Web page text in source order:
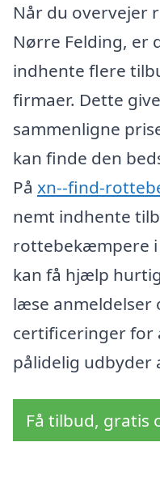
Når du overvejer
Nørre Felding, er
indhente flere
firmaer. Dette
sammenligne
kan finde den
På xn--find-
nemt indhente
rottebekæmpere i
kan få hjælp
læse anmeldelser
certificeringer for
pålidelig
Få tilbud, gratis